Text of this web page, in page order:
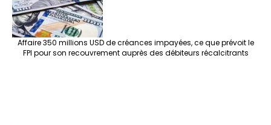
Affaire 350 millions USD de créances impayées, ce que prévoit le
FPI pour son recouvrement auprès des débiteurs récalcitrants